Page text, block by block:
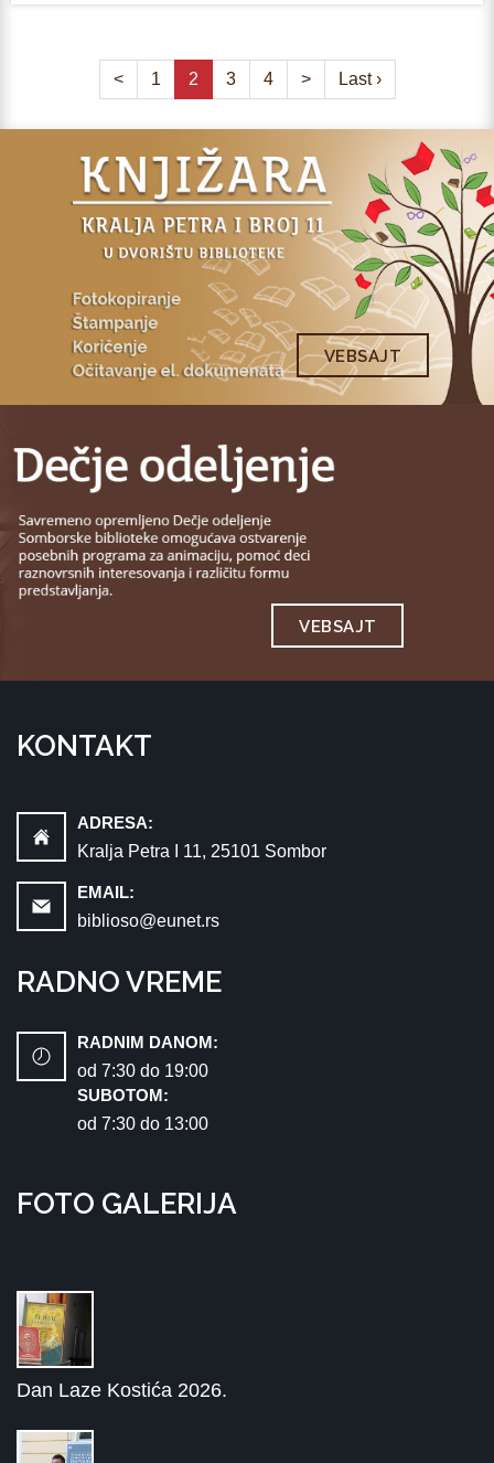
< 1 2 3 4 > Last ›
VEBSAJT
VEBSAJT
KONTAKT
ADRESA:
Kralja Petra I 11, 25101 Sombor
EMAIL:
biblioso@eunet.rs
RADNO VREME
RADNIM DANOM:
od 7:30 dо 19:00
SUBOTOM:
od 7:30 dо 13:00
FOTO GALERIJA
Dan Laze Kostića 2026.